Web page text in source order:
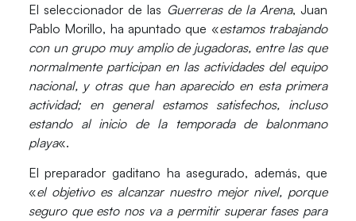
El seleccionador de las Guerreras de la Arena,Juan
Pablo Morillo, ha apuntado que «estamos trabajando
con un grupo muy amplio de jugadoras, entre las que
normalmente participan en las actividades del equipo
nacional, y otras que han aparecido en esta primera
actividad; en general estamos satisfechos, incluso
estando al inicio de la temporada de balonmano
playa«.
El preparador gaditano ha asegurado, además, que
«el objetivo es alcanzar nuestro mejor nivel, porque
seguro que esto nos va a permitir superar fases para